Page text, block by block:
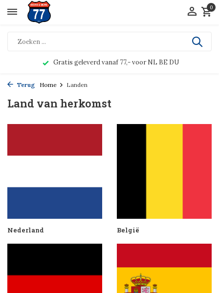
0
Gratis geleverd vanaf 77,- voor NL BE DU
Terug Home Landen
Land van herkomst
Nederland België